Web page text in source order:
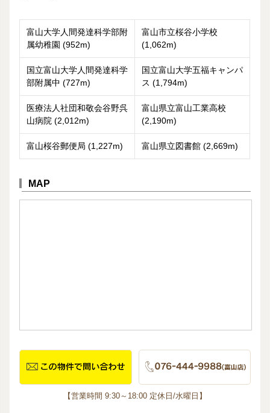
富山大学人間発達科学部附
属幼稚園 (952m)
富山市立桜谷小学校
(1,062m)
国立富山大学人間発達科学
部附属中 (727m)
国立富山大学五福キャンパ
ス (1,794m)
医療法人社団和敬会谷野呉
山病院 (2,012m)
富山県立富山工業高校
(2,190m)
富山桜谷郵便局 (1,227m) 富山県立図書館 (2,669m)
MAP
【営業時間 9:30～18:00 定休日/水曜日】